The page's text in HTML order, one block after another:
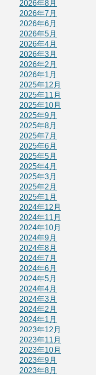
2026年8月
2026年7月
2026年6月
2026年5月
2026年4月
2026年3月
2026年2月
2026年1月
2025年12月
2025年11月
2025年10月
2025年9月
2025年8月
2025年7月
2025年6月
2025年5月
2025年4月
2025年3月
2025年2月
2025年1月
2024年12月
2024年11月
2024年10月
2024年9月
2024年8月
2024年7月
2024年6月
2024年5月
2024年4月
2024年3月
2024年2月
2024年1月
2023年12月
2023年11月
2023年10月
2023年9月
2023年8月